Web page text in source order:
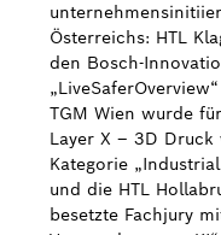
Österreichs: HTL
den Bosch-
TGM Wien wurde
Layer X – 3D
Kategorie
und die HTL
besetzte Fachjury